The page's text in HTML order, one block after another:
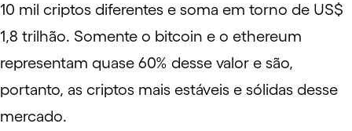
10 mil criptos diferentes e soma em torno de US$
1,8 trilhão. Somente o bitcoin e o ethereum
representam quase 60% desse valor e são,
portanto, as criptos mais estáveis e sólidas desse
mercado.